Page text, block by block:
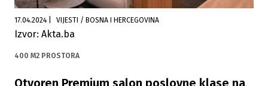
17.04.2024 VIJESTI / BOSNA I HERCEGOVINA
Izvor: Akta.ba
400 M2 PROSTORA
Otvoren Premium salon poslovne klase na